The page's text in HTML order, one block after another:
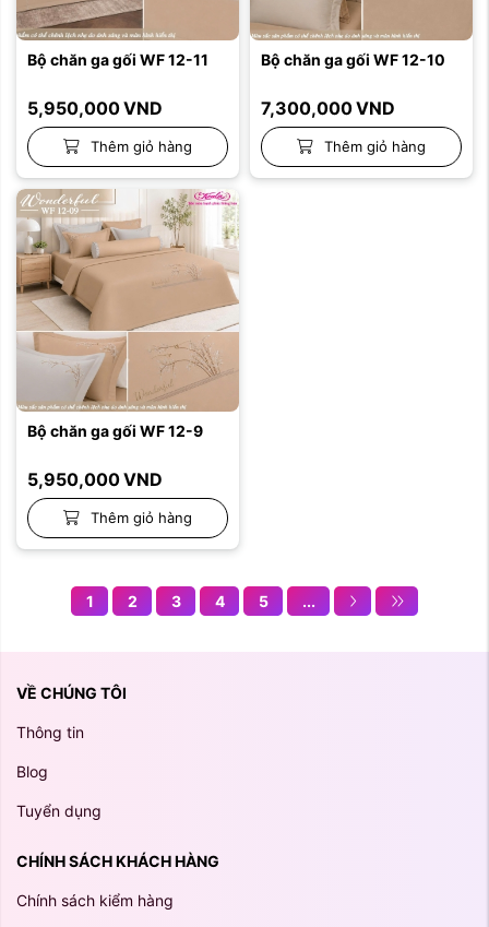
Bộ chăn ga gối WF 12-11
5,950,000VND
Thêm giỏ hàng
Bộ chăn ga gối WF 12-10
7,300,000VND
Thêm giỏ hàng
Bộ chăn ga gối WF 12-9
5,950,000VND
Thêm giỏ hàng
1 2 3 4 5 ...
VỀ CHÚNG TÔI
Thông tin
Blog
Tuyển dụng
CHÍNH SÁCH KHÁCH HÀNG
Chính sách kiểm hàng